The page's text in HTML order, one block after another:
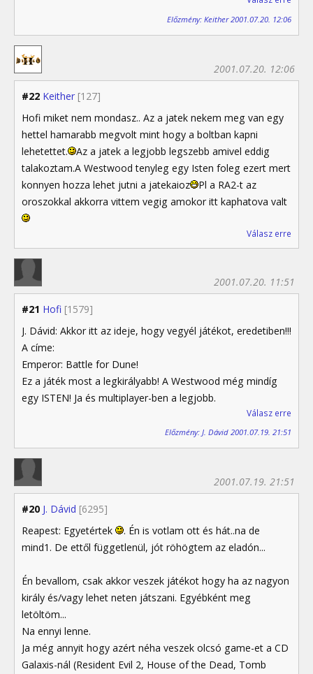
Előzmény: Keither 2001.07.20. 12:06
#22 Keither [127]
2001.07.20. 12:06
Hofi miket nem mondasz.. Az a jatek nekem meg van egy
hettel hamarabb megvolt mint hogy a boltban kapni
lehetettet.
Az a jatek a legjobb legszebb amivel eddig
talakoztam.A Westwood tenyleg egy Isten foleg ezert mert
konnyen hozza lehet jutni a jatekaioz
Pl a RA2-t az
oroszokkal akkorra vittem vegig amokor itt kaphatova valt
Válasz erre
#21 Hofi [1579]
2001.07.20. 11:51
J. Dávid: Akkor itt az ideje, hogy vegyél játékot, eredetiben!!!
A címe:
Emperor: Battle for Dune!
Ez a játék most a legkirályabb! A Westwood még mindíg
egy ISTEN! Ja és multiplayer-ben a legjobb.
Válasz erre
Előzmény: J. Dávid 2001.07.19. 21:51
#20 J. Dávid [6295]
2001.07.19. 21:51
Reapest: Egyetértek
. Én is votlam ott és hát..na de
mind1. De ettől függetlenül, jót röhögtem az eladón...
Én bevallom, csak akkor veszek játékot hogy ha az nagyon
király és/vagy lehet neten játszani. Egyébként meg
letöltöm...
Na ennyi lenne.
Ja még annyit hogy azért néha veszek olcsó game-et a CD
Galaxis-nál (Resident Evil 2, House of the Dead, Tomb